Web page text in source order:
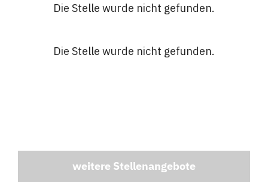
Die Stelle wurde nicht gefunden.
Die Stelle wurde nicht gefunden.
weitere Stellenangebote